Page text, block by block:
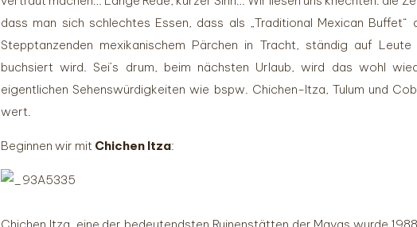
dass man sich schlechtes Essen, dass als „Traditional Mexican
Stepptanzenden mexikanischem Pärchen in Tracht, ständig auf
buchsiert wird. Sei’s drum, beim nächsten Urlaub, wird das wohl
eigentlichen Sehenswürdigkeiten wie bspw. Chichen-Itza, Tulum und
wert.
Beginnen wir mit Chichen Itza: